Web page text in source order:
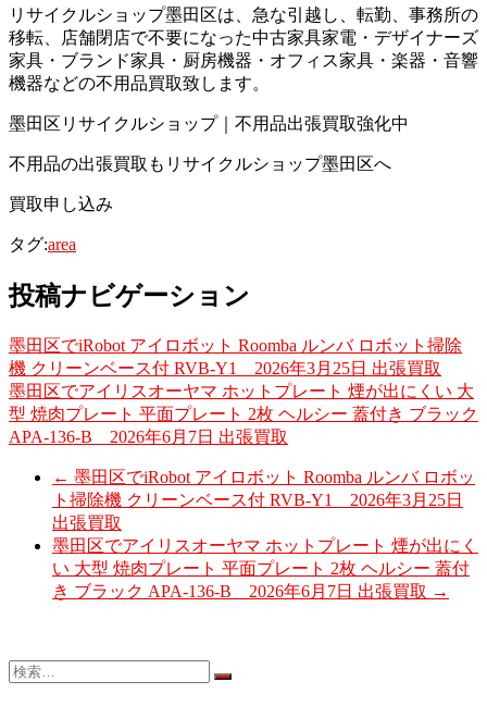
リサイクルショップ墨田区は、急な引越し、転勤、事務所の
移転、店舗閉店で不要になった中古家具家電・デザイナーズ
家具・ブランド家具・厨房機器・オフィス家具・楽器・音響
機器などの不用品買取致します。
墨田区リサイクルショップ｜不用品出張買取強化中
不用品の出張買取もリサイクルショップ墨田区へ
買取申し込み
タグ:area
投稿ナビゲーション
墨田区でiRobot アイロボット Roomba ルンバ ロボット掃除
機 クリーンベース付 RVB-Y1 2026年3月25日 出張買取
墨田区でアイリスオーヤマ ホットプレート 煙が出にくい 大
型 焼肉プレート 平面プレート 2枚 ヘルシー 蓋付き ブラック
APA-136-B 2026年6月7日 出張買取
← 墨田区でiRobot アイロボット Roomba ルンバ ロボッ
ト掃除機 クリーンベース付 RVB-Y1 2026年3月25日
出張買取
墨田区でアイリスオーヤマ ホットプレート 煙が出にく
い 大型 焼肉プレート 平面プレート 2枚 ヘルシー 蓋付
き ブラック APA-136-B 2026年6月7日 出張買取 →